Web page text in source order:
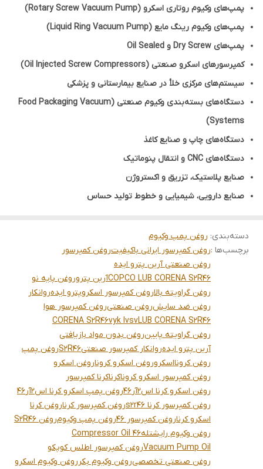
پمپ‌های وکیوم روتاری اسکرو (Rotary Screw Vacuum Pump)
پمپ‌های وکیوم رینگ مایع (Liquid Ring Vacuum Pump)
پمپ‌های Dry Screw و Oil Sealed
کمپرسورهای اسکرو صنعتی (Oil Injected Screw Compressors)
سیستم‌های مرکزی خلأ در صنایع بیمارستانی و پزشکی
دستگاه‌های بسته‌بندی وکیوم صنعتی (Food Packaging Vacuum
Systems)
دستگاه‌های چاپ و صنایع کاغذ
دستگاه‌های CNC و انتقال پنوماتیک
صنایع پلاستیک، تزریق و اکستروژن
صنایع دارویی، شیمیایی و خطوط تولید حساس
دسته‌بندی: روغن پمپ وکیوم
برچسب‌ها :روغن کمپرسور ایرانی باکیفیتروغن کمپرسور
روغن صنعتی آرین پترو ایده
COPCO LUB CORENA S2R46آرین پتروروغن پایه نو
روغن گراویته بالاروغن کمپرسور اسکروپترو ایدهروانکار
روغن ضد سایشروغن صنعتیروغن کمپرسور هوا
LUB CORENA S2R46
vyk lvsv
CORENA S2R46
روغن گراویته پایینروغن بدون مواد بازیافتی
آرین پترو ایدهروانکار کمپرسور صنعتیS2R46روغن پمپ
روغن کرونااسکروروغن اسکرو کروناروغن اسکرو
روغن کمپرسور اسکرو کروناکرناکرنا کمپرسور
روغن اسکرو کرنا اس2آر46
روغن پمپ اسکرو کرنا اس2آر46
روغن کمپرسور کرنا s2r46
روغن کمپرسور کرناروغن کرنا
اسکرو کرناروغن کمپرسور 46 روغن پمپ وکیومروغن S2R46
روغن وکیوم رایشتلهCompressor Oil 46
Vacuum Pump Oilروغن کمپرسور اطلس کوپکو
روغن صنعتی تخصصیروغن وکیوم بکرروغن وکیوم اسکرو